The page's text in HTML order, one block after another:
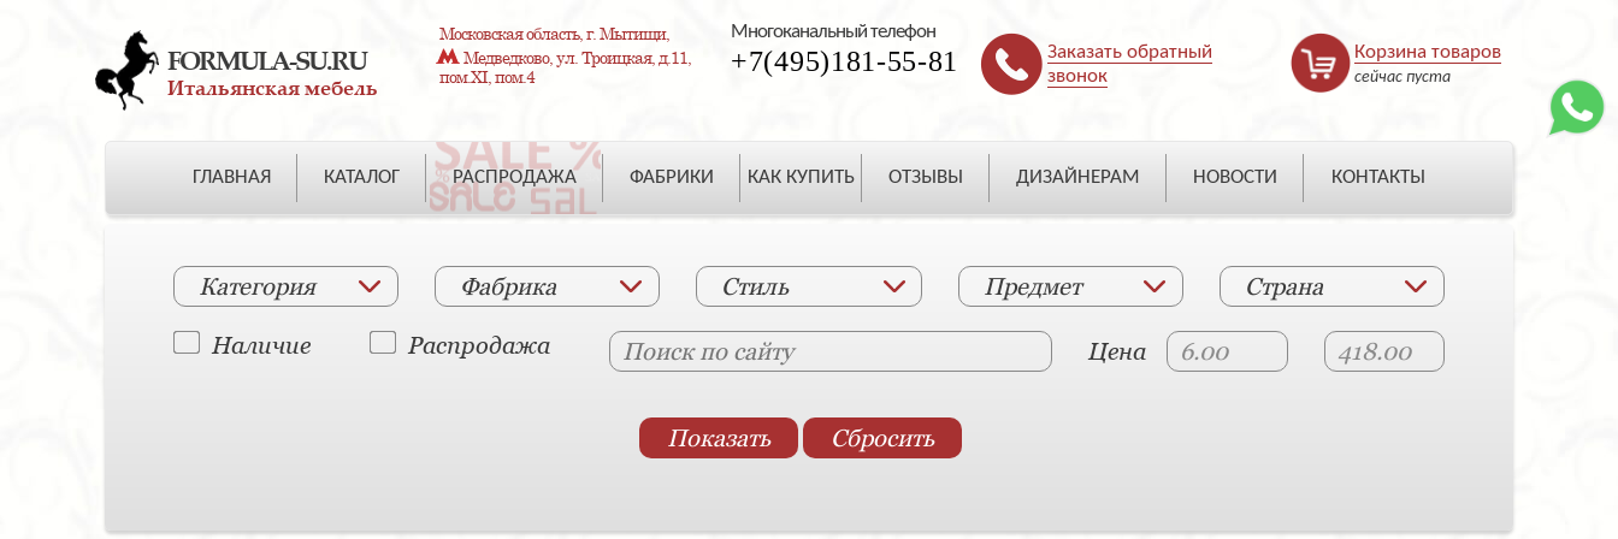
FORMULA-SU.RU
Итальянская мебель
Московская область, г. Мытищи,
Медведково, ул. Троицкая, д.11,
пом.XI, пом.4
Многоканальный телефон
+7(495)181-55-81
Заказать обратный
звонок
Корзина товаров
сейчас пуста
ГЛАВНАЯ КАТАЛОГ РАСПРОДАЖА ФАБРИКИ КАК КУПИТЬ ОТЗЫВЫ ДИЗАЙНЕРАМ НОВОСТИ КОНТАКТЫ
Категория Фабрика Стиль Предмет Страна
Наличие Распродажа Цена